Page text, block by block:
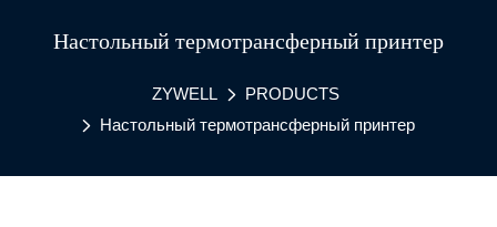
Настольный термотрансферный принтер
ZYWELL
PRODUCTS
Настольный термотрансферный принтер